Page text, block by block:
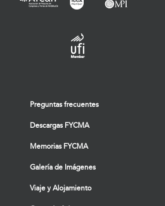
Preguntas frecuentes
Descargas FYCMA
Memorias FYCMA
Galería de Imágenes
Viaje y Alojamiento